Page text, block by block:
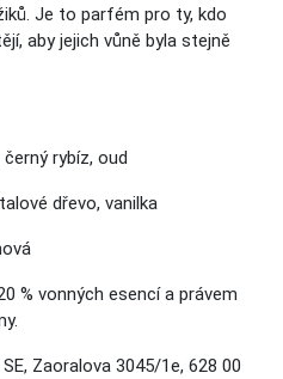
Je to parfém pro ty, kdo
aby jejich vůně byla stejně
rybíz, oud
dřevo, vanilka
% vonných esencí a právem
SE, Zaoralova 3045/1e, 628 00